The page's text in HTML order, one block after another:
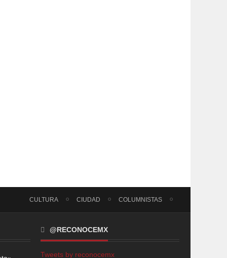
CULTURA CIUDAD COLUMNISTAS
@RECONOCEMX
Tweets by reconocemx